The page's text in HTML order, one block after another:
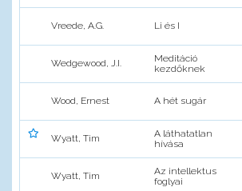
Vreede, A.G. Li és I
Wedgewood, J.I.
Meditáció
kezdőknek
Wood, Ernest A hét sugár
Wyatt, Tim
A láthatatlan
hívása
Wyatt, Tim
Az intellektus
foglyai